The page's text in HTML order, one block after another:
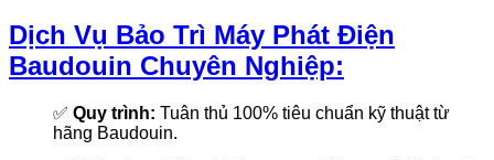
Dịch Vụ Bảo Trì Máy Phát Điện
Baudouin Chuyên Nghiệp:
✅ Quy trình: Tuân thủ 100% tiêu chuẩn kỹ thuật từ
hãng Baudouin.